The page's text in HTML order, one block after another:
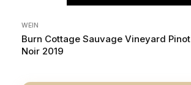
WEIN
Burn Cottage Sauvage Vineyard Pinot
Noir 2019